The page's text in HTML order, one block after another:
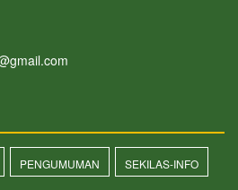
PENGUMUMAN SEKILAS-INFO